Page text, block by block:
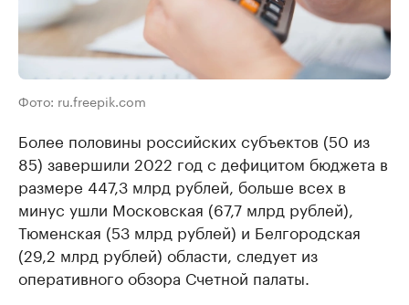
Фото: ru.freepik.com
Более половины российских субъектов (50 из
85) завершили 2022 год с дефицитом бюджета в
размере 447,3 млрд рублей, больше всех в
минус ушли Московская (67,7 млрд рублей),
Тюменская (53 млрд рублей) и Белгородская
(29,2 млрд рублей) области, следует из
оперативного обзора Счетной палаты.